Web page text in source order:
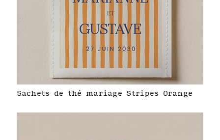
Sachets de thé mariage Stripes Orange